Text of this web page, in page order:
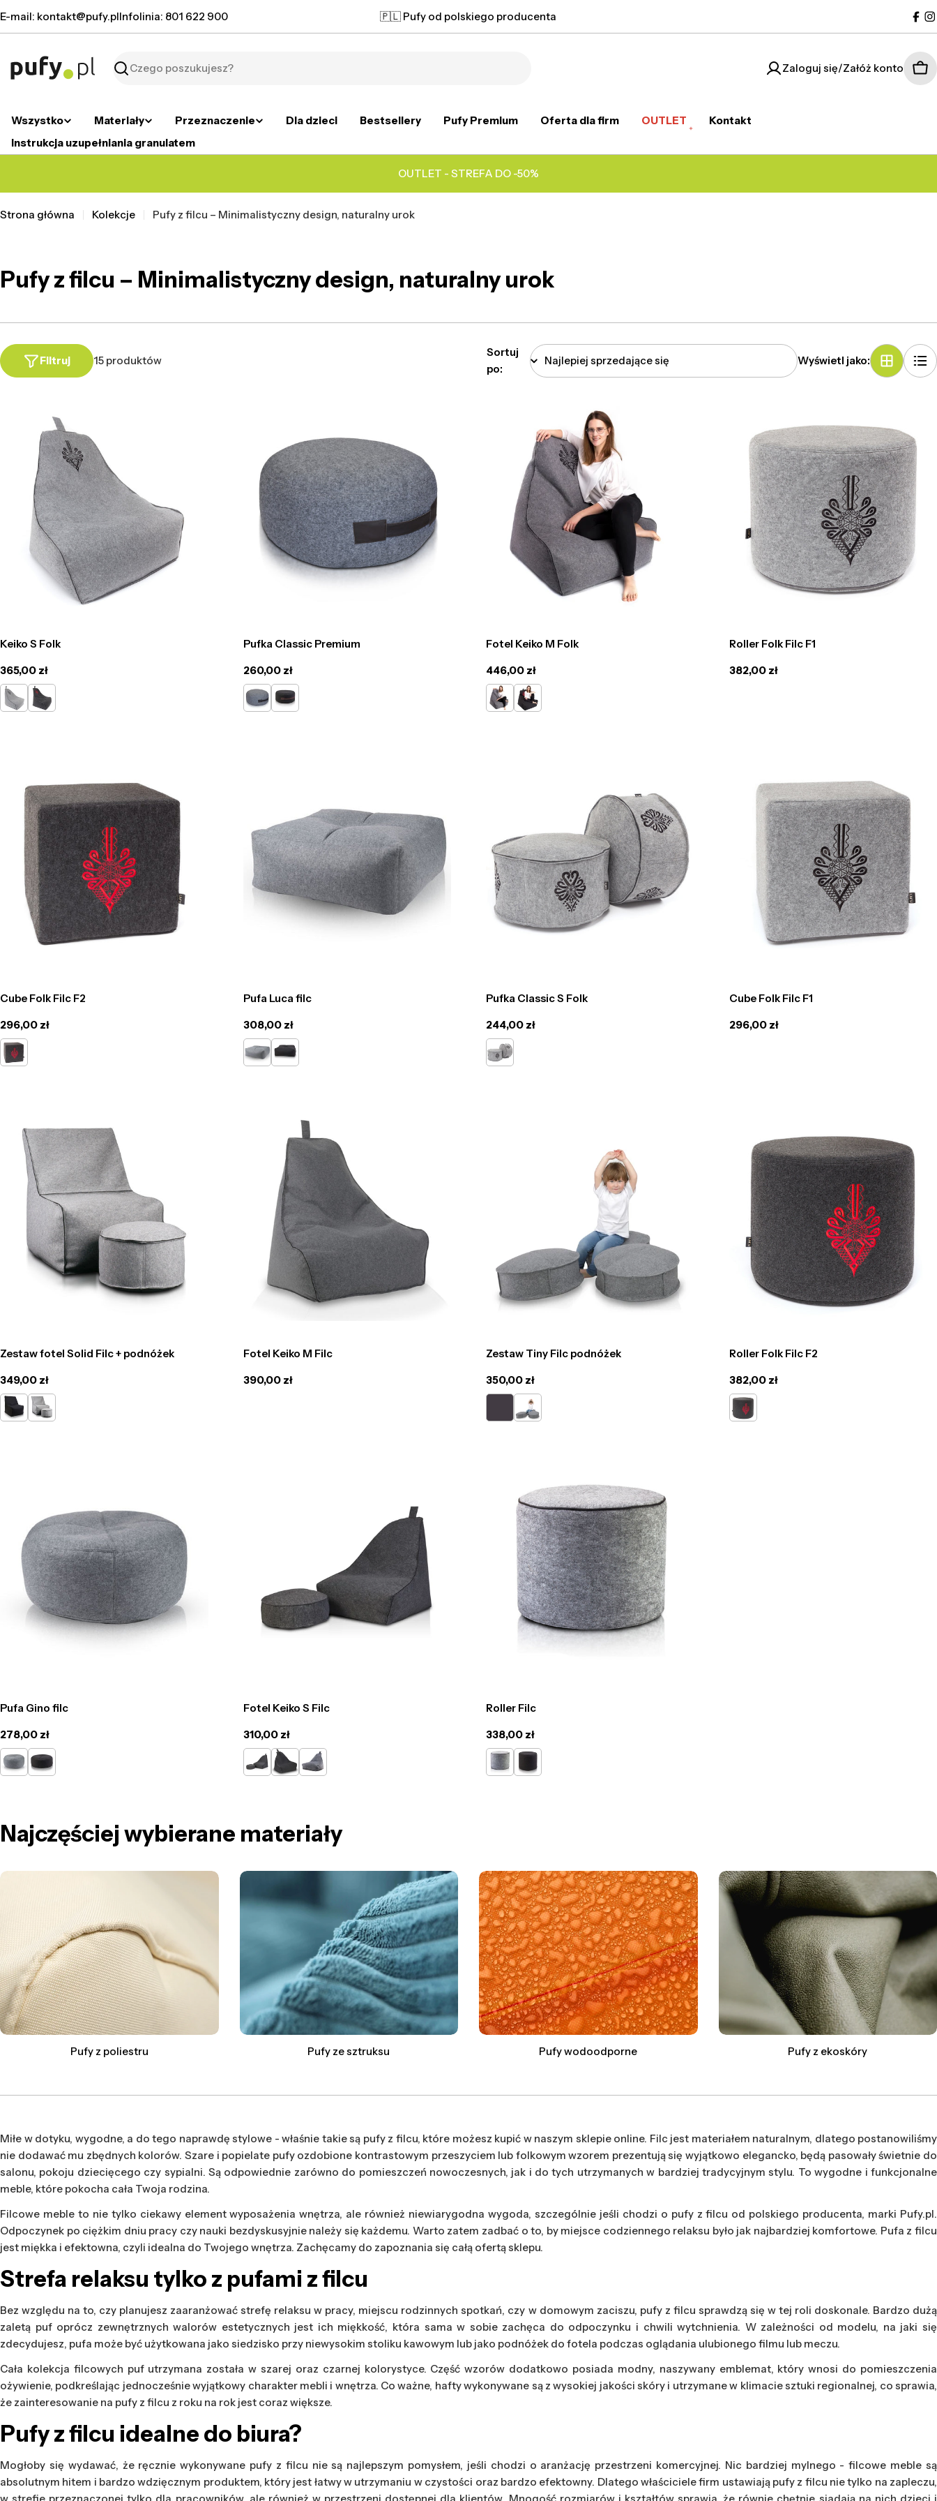
do
E-mail: kontakt@pufy.plInfolinia: 801 622 900 🇵🇱 Pufy od polskiego producenta
Szukaj
Zaloguj się/Załóż konto
Wszystko Materiały Przeznaczenie Dla dzieci Bestsellery Pufy Premium Oferta dla firm OUTLET
Kontakt
Instrukcja uzupełniania granulatem
OUTLET - STREFA DO -50%
Strona główna Kolekcje Pufy z filcu – Minimalistyczny design, naturalny urok
Pufy z filcu – Minimalistyczny design, naturalny urok
15 produktów
Filtruj
Sortuj
po:
Wyświetl jako:
Keiko S Folk
Cena
regularna
365,00 zł
Szary
Grafit
Pufka Classic Premium
Cena
regularna
260,00 zł
szary grafit
Fotel Keiko M Folk
Cena
regularna
446,00 zł
Szary
Grafit
Roller Folk Filc F1
Cena
382,00 zł
Cube Folk Filc F2
Cena
regularna
296,00 zł
Grafit
Pufa Luca filc
Cena
regularna
308,00 zł
szary grafit
Pufka Classic S Folk
Cena
regularna
244,00 zł
szary
Cube Folk Filc F1
Cena
296,00 zł
Zestaw fotel Solid Filc + podnóżek
Cena
regularna
349,00 zł
grafit
szary
Fotel Keiko M Filc
Cena
390,00 zł
Zestaw Tiny Filc podnóżek
Cena
regularna
350,00 zł
szary
Roller Folk Filc F2
Cena
regularna
382,00 zł
Grafit
Pufa Gino filc
Cena
regularna
278,00 zł
szary grafit
Fotel Keiko S Filc
Cena
regularna
310,00 zł
szary grafit popielaty
Roller Filc
Cena
regularna
338,00 zł
szary
grafit
Najczęściej wybierane materiały
Pufy z poliestru Pufy ze sztruksu Pufy wodoodporne Pufy z ekoskóry
Miłe w dotyku, wygodne, a do tego naprawdę stylowe - właśnie takie są pufy z filcu, które możesz kupić w naszym sklepie online. Filc jest materiałem naturalnym, dlatego postanowiliśmy
nie dodawać mu zbędnych kolorów. Szare i popielate pufy ozdobione kontrastowym przeszyciem lub folkowym wzorem prezentują się wyjątkowo elegancko, będą pasowały świetnie do
salonu, pokoju dziecięcego czy sypialni. Są odpowiednie zarówno do pomieszczeń nowoczesnych, jak i do tych utrzymanych w bardziej tradycyjnym stylu. To wygodne i funkcjonalne
meble, które pokocha cała Twoja rodzina.
Filcowe meble to nie tylko ciekawy element wyposażenia wnętrza, ale również niewiarygodna wygoda, szczególnie jeśli chodzi o pufy z filcu od polskiego producenta, marki Pufy.pl.
Odpoczynek po ciężkim dniu pracy czy nauki bezdyskusyjnie należy się każdemu. Warto zatem zadbać o to, by miejsce codziennego relaksu było jak najbardziej komfortowe. Pufa z filcu
jest miękka i efektowna, czyli idealna do Twojego wnętrza. Zachęcamy do zapoznania się całą ofertą sklepu.
Strefa relaksu tylko z pufami z filcu
Bez względu na to, czy planujesz zaaranżować strefę relaksu w pracy, miejscu rodzinnych spotkań, czy w domowym zaciszu, pufy z filcu sprawdzą się w tej roli doskonale. Bardzo dużą
zaletą puf oprócz zewnętrznych walorów estetycznych jest ich miękkość, która sama w sobie zachęca do odpoczynku i chwili wytchnienia. W zależności od modelu, na jaki się
zdecydujesz, pufa może być użytkowana jako siedzisko przy niewysokim stoliku kawowym lub jako podnóżek do fotela podczas oglądania ulubionego filmu lub meczu.
Cała kolekcja filcowych puf utrzymana została w szarej oraz czarnej kolorystyce. Część wzorów dodatkowo posiada modny, naszywany emblemat, który wnosi do pomieszczenia
ożywienie, podkreślając jednocześnie wyjątkowy charakter mebli i wnętrza. Co ważne, hafty wykonywane są z wysokiej jakości skóry i utrzymane w klimacie sztuki regionalnej, co sprawia,
że zainteresowanie na pufy z filcu z roku na rok jest coraz większe.
Pufy z filcu idealne do biura?
Mogłoby się wydawać, że ręcznie wykonywane pufy z filcu nie są najlepszym pomysłem, jeśli chodzi o aranżację przestrzeni komercyjnej. Nic bardziej mylnego - filcowe meble są
absolutnym hitem i bardzo wdzięcznym produktem, który jest łatwy w utrzymaniu w czystości oraz bardzo efektowny. Dlatego właściciele firm ustawiają pufy z filcu nie tylko na zapleczu,